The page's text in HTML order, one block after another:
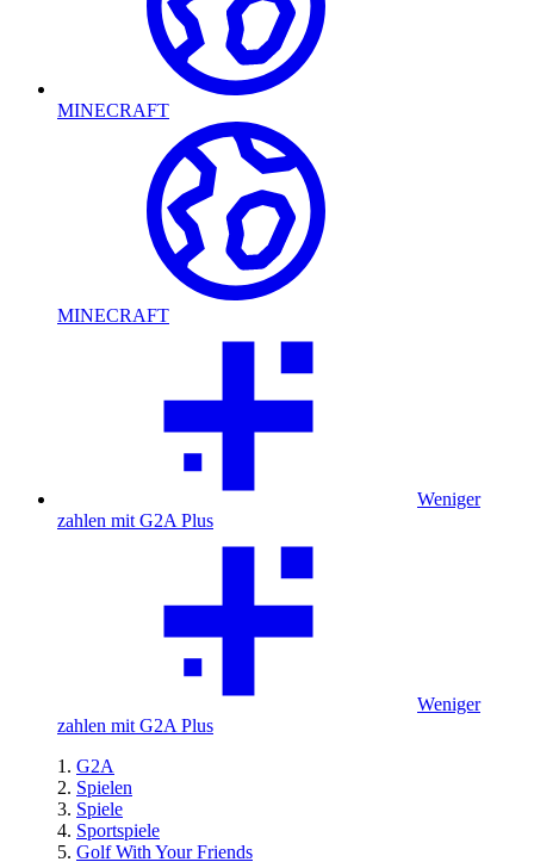
MINECRAFT
MINECRAFT
Weniger
zahlen mit G2A Plus
Weniger
zahlen mit G2A Plus
G2A
Spielen
Spiele
Sportspiele
Golf With Your Friends